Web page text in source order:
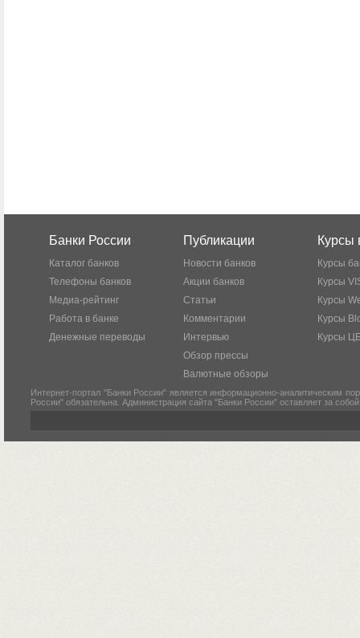
Банки России
Каталог банков
Телефоны банков
Медиа-рейтинг
Работа в банке
Денежные переводы
Публикации
Новости банков
Акции банков
Статьи
Комментарии
Интервью
Обзор прессы
Валютные обзоры
Курсы
Курсы
Курсы
Курсы
Курсы
Курсы
Интернет-портал "Банки России" является информационно-аналитическим
России" обязательна. Администрация сайта "Банки России" оставляет за